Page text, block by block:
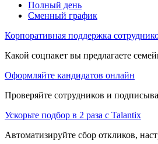
Полный день
Сменный график
Корпоративная поддержка
Какой соцпакет вы предлагаете
Оформляйте кандидатов онлайн
Проверяйте сотрудников и
Ускорьте подбор в 2 раза с Talantix
Автоматизируйте сбор откликов,